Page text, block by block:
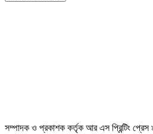
সম্পাদক ও প্রকাশক কর্তৃক আর এস প্রিন্টিং